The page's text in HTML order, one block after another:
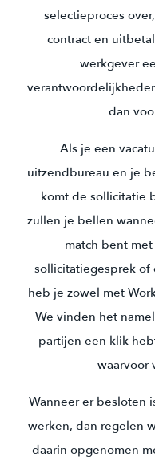
selectieproces
contract en
werkgever
dan
Als je een
uitzendbureau en je
komt de sollicitatie
zullen je bellen
match bent
sollicitatiegesprek of
heb je zowel met
We vinden het
partijen een klik
waarvoor
Wanneer er besloten
werken, dan regelen
daarin opgenomen